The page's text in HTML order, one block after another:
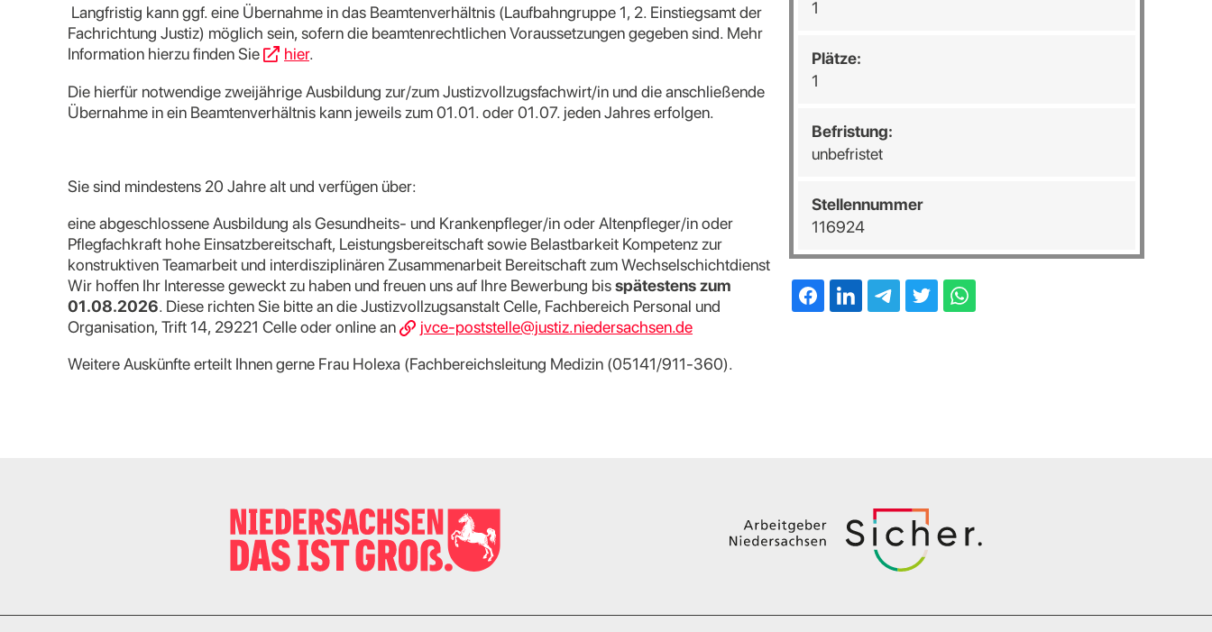
Langfristig kann ggf. eine Übernahme in das Beamtenverhältnis (Laufbahngruppe 1, 2. Einstiegsamt der
Fachrichtung Justiz) möglich sein, sofern die beamtenrechtlichen Voraussetzungen gegeben sind. Mehr
Information hierzu finden Sie
hier.
Die hierfür notwendige zweijährige Ausbildung zur/zum Justizvollzugsfachwirt/in und die anschließende
Übernahme in ein Beamtenverhältnis kann jeweils zum 01.01. oder 01.07. jeden Jahres erfolgen.
Sie sind mindestens 20 Jahre alt und verfügen über:
eine abgeschlossene Ausbildung als Gesundheits- und Krankenpfleger/in oder Altenpfleger/in oder
Pflegfachkraft hohe Einsatzbereitschaft, Leistungsbereitschaft sowie Belastbarkeit Kompetenz zur
konstruktiven Teamarbeit und interdisziplinären Zusammenarbeit Bereitschaft zum Wechselschichtdienst
Wir hoffen Ihr Interesse geweckt zu haben und freuen uns auf Ihre Bewerbung bisspätestens zum
01.08.2026. Diese richten Sie bitte an die Justizvollzugsanstalt Celle, Fachbereich Personal und
Organisation, Trift 14, 29221 Celle oder online an
jvce-poststelle@justiz.niedersachsen.de
Weitere Auskünfte erteilt Ihnen gerne Frau Holexa (Fachbereichsleitung Medizin (05141/911-360).
1
Plätze:
1
Befristung:
unbefristet
Stellennummer
116924